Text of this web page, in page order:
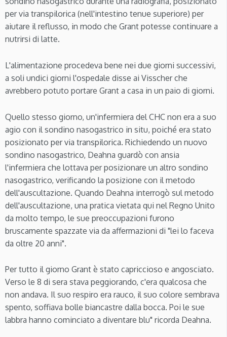
per via transpilorica (nell'intestino tenue superiore) per
aiutare il reflusso, in modo che Grant potesse continuare a
nutrirsi di latte.
L'alimentazione procedeva bene nei due giorni successivi,
a soli undici giorni l'ospedale disse ai Visscher che
avrebbero potuto portare Grant a casa in un paio di giorni.
Quello stesso giorno, un'infermiera del CHC non era a suo
agio con il sondino nasogastrico in situ, poiché era stato
posizionato per via transpilorica. Richiedendo un nuovo
sondino nasogastrico, Deahna guardò con ansia
l'infermiera che lottava per posizionare un altro sondino
nasogastrico, verificando la posizione con il metodo
dell'auscultazione. Quando Deahna interrogò sul metodo
dell'auscultazione, una pratica vietata qui nel Regno Unito
da molto tempo, le sue preoccupazioni furono
bruscamente spazzate via da affermazioni di "lei lo faceva
da oltre 20 anni".
Per tutto il giorno Grant è stato capriccioso e angosciato.
Verso le 8 di sera stava peggiorando, c'era qualcosa che
non andava. Il suo respiro era rauco, il suo colore sembrava
spento, soffiava bolle biancastre dalla bocca. Poi le sue
labbra hanno cominciato a diventare blu" ricorda Deahna.